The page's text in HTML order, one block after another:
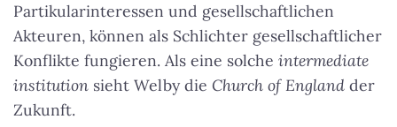
Partikularinteressen und gesellschaftlichen
Akteuren, können als Schlichter gesellschaftlicher
Konflikte fungieren. Als eine solche intermediate
institution sieht Welby die Church of England der
Zukunft.